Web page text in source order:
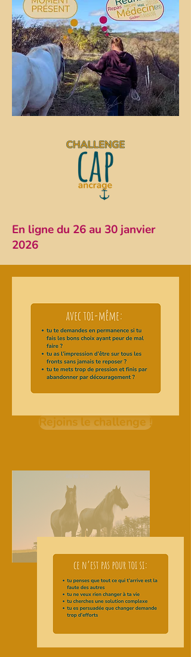
En ligne du 26 au 30 janvier
2026
Rejoins le challenge !